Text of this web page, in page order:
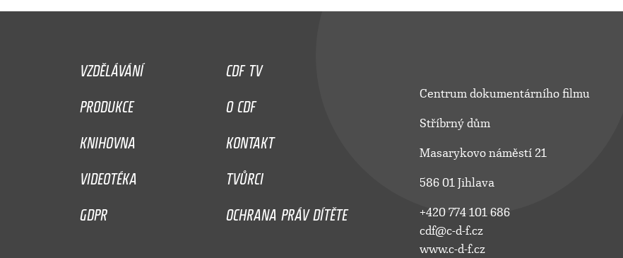
VZDĚLÁVÁNÍ
CDF TV
PRODUKCE
O CDF
KNIHOVNA
KONTAKT
VIDEOTÉKA
TVŮRCI
GDPR
OCHRANA PRÁV DÍTĚTE
Centrum dokumentárního filmu
Stříbrný dům
Masarykovo náměstí 21
586 01 Jihlava
+420 774 101 686
cdf@c-d-f.cz
www.c-d-f.cz